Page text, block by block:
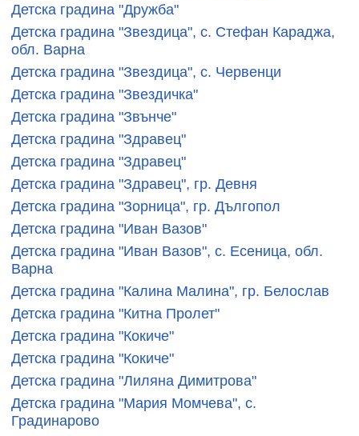
Детска градина "Дружба"
Детска градина "Звездица", с. Стефан Караджа,
обл. Варна
Детска градина "Звездица", с. Червенци
Детска градина "Звездичка"
Детска градина "Звънче"
Детска градина "Здравец"
Детска градина "Здравец"
Детска градина "Здравец", гр. Девня
Детска градина "Зорница", гр. Дългопол
Детска градина "Иван Вазов"
Детска градина "Иван Вазов", с. Есеница, обл.
Варна
Детска градина "Калина Малина", гр. Белослав
Детска градина "Китна Пролет"
Детска градина "Кокиче"
Детска градина "Кокиче"
Детска градина "Лиляна Димитрова"
Детска градина "Мария Момчева", с.
Градинарово